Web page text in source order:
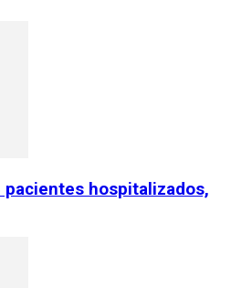
hospitalizados,